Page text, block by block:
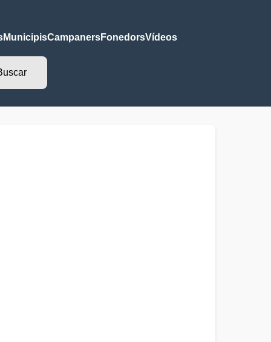
MunicipisCampanersFonedorsVídeos